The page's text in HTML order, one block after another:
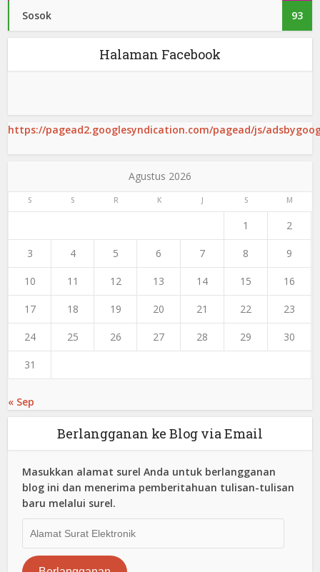
Sosok 93
Halaman Facebook
https://pagead2.googlesyndication.com/pagead/js/
Agustus 2026
S S R K J S M
1 2
3 4 5 6 7 8 9
10 11 12 13 14 15 16
17 18 19 20 21 22 23
24 25 26 27 28 29 30
31
« Sep
Berlangganan ke Blog via Email
Masukkan alamat surel Anda untuk berlangganan
blog ini dan menerima pemberitahuan tulisan-tulisan
baru melalui surel.
Surat
Elektronik